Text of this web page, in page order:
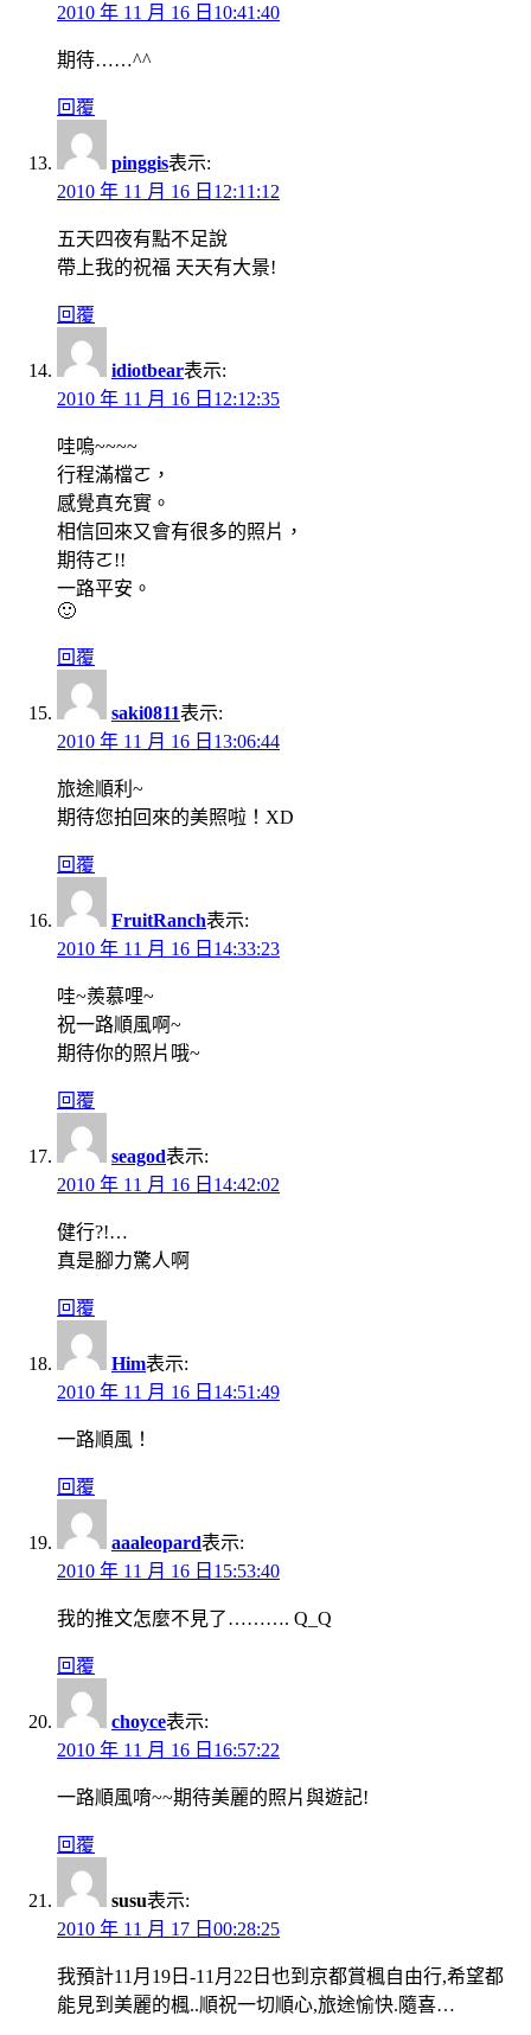
2010 年 11 月 16 日10:41:40
期待……^^
回覆
pinggis表示:
2010 年 11 月 16 日12:11:12
五天四夜有點不足說
帶上我的祝福 天天有大景!
回覆
idiotbear表示:
2010 年 11 月 16 日12:12:35
哇嗚~~~~
行程滿檔ㄛ，
感覺真充實。
相信回來又會有很多的照片，
期待ㄛ!!
一路平安。
🙂
回覆
saki0811表示:
2010 年 11 月 16 日13:06:44
旅途順利~
期待您拍回來的美照啦！XD
回覆
FruitRanch表示:
2010 年 11 月 16 日14:33:23
哇~羨慕哩~
祝一路順風啊~
期待你的照片哦~
回覆
seagod表示:
2010 年 11 月 16 日14:42:02
健行?!…
真是腳力驚人啊
回覆
Him表示:
2010 年 11 月 16 日14:51:49
一路順風！
回覆
aaaleopard表示:
2010 年 11 月 16 日15:53:40
我的推文怎麼不見了………. Q_Q
回覆
choyce表示:
2010 年 11 月 16 日16:57:22
一路順風唷~~期待美麗的照片與遊記!
回覆
susu表示:
2010 年 11 月 17 日00:28:25
我預計11月19日-11月22日也到京都賞楓自由行,希望都
能見到美麗的楓..順祝一切順心,旅途愉快.隨喜…